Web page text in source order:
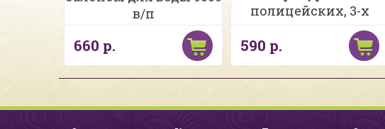
в/п
660 р.
полицейских, 3-х
транспортных
средств и акс. A606-24
в/к
590 р.